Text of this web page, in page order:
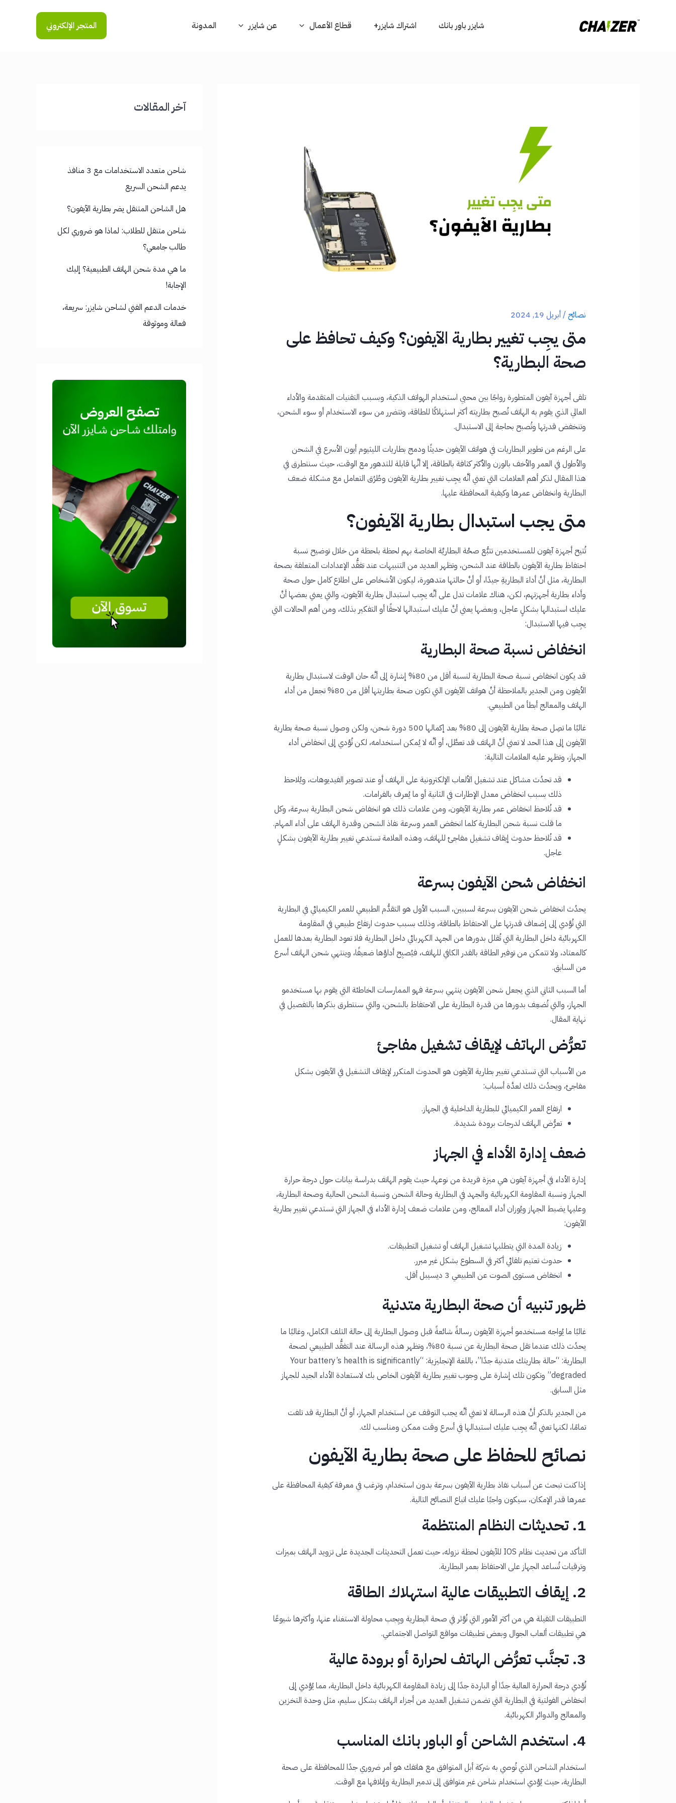
شايزر باور بانك اشتراك شايزر+ قطاع الأعمال عن شايزر المدونة المتجر الإلكتروني
نصائح/أبريل 19, 2024
متى يجِب تغيير بطارية الآيفون؟ وكيف تحافظ على
صحة البطارية؟
تلقى أجهزة آيفون المتطورة رواجًا بين محبي استخدام الهواتف الذكية، وبسبب التقنيات المتقدمة والأداء
العالي الذي يقوم به الهاتف تُصبح بطاريته أكثر استهلاكًا للطاقة، وتتضرر من سوء الاستخدام أو سوء الشحن،
وتنخفض قدرتها وتُصبح بحاجة إلى الاستبدال.
على الرغم من تطوير البطاريات في هواتف الآيفون حديثًا ودمج بطاريات الليثيوم أيون الأسرع في الشحن
والأطول في العمر والأخف بالوزن والأكثر كثافة بالطاقة، إلا أنَّها قابلة للتدهور مع الوقت، حيث سنتطرق في
هذا المقال لذكر أهم العلامات التي تعني أنَّه يجِب تغيير بطارية الآيفون وطُرُق التعامل مع مشكلة ضعف
البطارية وانخفاض عمرها وكيفية المحافظة عليها.
متى يجب استبدال بطارية الآيفون؟
تُتيح أجهزة آيفون للمستخدمين تتبُّع صحَّة البطاريَّة الخاصة بهم لحظة بلحظة من خلال توضيح نسبة
احتفاظ بطارية الآيفون بالطاقة عند الشحن، وتظهر العديد من التنبيهات عند تفقُّد الإعدادات المتعلقة بصحة
البطارية، مثل أنَّ أداءَ البطاريةِ جيدًا، أو أنَّ حالتها متدهورة، ليكون الأشخاص على اطلاع كامل حول صحة
وأداء بطارية أجهزتهم، لكن، هناك علامات تدل على أنَّه يجِب استبدال بطارية الآيفون، والتي يعني بعضها أنَّ
عليك استبدالها بشكلٍ عاجل، وبعضها يعني أنَّ عليك استبدالها لاحقًا أو التفكير بذلك، ومن أهم الحالات التي
يجِب فيها الاستبدال:
انخفاض نسبة صحة البطارية
قد يكون انخفاض نسبة صحة البطارية لنسبة أقل من 80% إشارة إلى أنَّه حان الوقت لاستبدال بطارية
الأيفون ومن الجدير بالملاحظة أنَّ هواتف الآيفون التي تكون صحة بطاريتها أقل من 80% تجعل من أداء
الهاتف والمعالج أبطأ من الطبيعي.
غالبًا ما تصِل صحة بطارية الآيفون إلى 80% بعد إكمالها 500 دورة شحن، ولكن وصول نسبة صحة بطارية
الآيفون إلى هذا الحد لا تعني أنَّ الهاتف قد تعطَّل، أو أنَّه لا يُمكن استخدامه، لكن تُؤدي إلى انخفاض أداء
الجهاز، وتظهر عليه العلامات التالية:
قد تحدُث مشاكل عند تشغيل الألعاب الإلكترونية على الهاتف أو عند تصوير الفيديوهات، ويُلاحظ
ذلك بسبب انخفاض معدل الإطارات في الثانية أو ما يُعرف بالفرامات.
قد تُلاحظ انخفاض عمر بطارية الآيفون، ومن علامات ذلك هو انخفاض شحن البطارية بسرعة، وكل
ما قلت نسبة شحن البطارية كلما انخفض العمر وسرعة نفاذ الشحن وقدرة الهاتف على أداء المهام.
قد تُلاحظ حدوث إيقاف تشغيل مفاجئ للهاتف، وهذه العلامة تستدعي تغيير بطارية الآيفون بشكلٍ
عاجل.
انخفاض شحن الآيفون بسرعة
يحدُث انخفاض شحن الآيفون بسرعة لسببين، السبب الأول هو التقدُّم الطبيعي للعمر الكيميائي في البطارية
التي تُؤدي إلى إضعاف قدرتها على الاحتفاظ بالطاقة، وذلك بسبب حدوث ارتفاع طبيعي في المقاومة
الكهربائية داخل البطارية التي تُقلل بدورها من الجهد الكهربائي داخل البطارية فلا تعود البطارية بعدها للعمل
كالمعتاد، ولا تتمكن من توفير الطاقة بالقدر الكافي للهاتف، فيُصبِح أداؤها ضعيفًا، وينتهي شحن الهاتف أسرع
من السابق.
أما السبب الثاني الذي يجعل شحن الآيفون ينتهي بسرعة فهو الممارسات الخاطئة التي يقوم بها مستخدمو
الجهاز، والتي تُضعِف بدورها من قدرة البطارية على الاحتفاظ بالشحن، والتي سنتطرق بذكرها بالتفصيل في
نهاية المقال.
تعرُّض الهاتف لإيقاف تشغيل مفاجئ
من الأسباب التي تستدعي تغيير بطارية الآيفون هو الحدوث المتكرر لإيقاف التشغيل في الآيفون بشكل
مفاجئ، ويحدُث ذلك لعدَّة أسباب:
ارتفاع العمر الكيميائي للبطارية الداخلية في الجهاز.
تعرُّض الهاتف لدرجات برودة شديدة.
ضعف إدارة الأداء في الجهاز
إدارة الأداء في أجهزة آيفون هي ميزة فريدة من نوعها، حيث يقوم الهاتف بدراسة بيانات حول درجة حرارة
الجهاز ونسبة المقاومة الكهربائية والجهد في البطارية وحالة الشحن ونسبة الشحن الحالية وصحة البطارية،
وعليها يضبط الجهاز ويُوزان أداء المعالج، ومن علامات ضعف إدارة الأداء في الجهاز التي تستدعي تغيير بطارية
الآيفون:
زيادة المدة التي يتطلبها تشغيل الهاتف أو تشغيل التطبيقات.
حدوث تعتيم تلقائي أكثر في السطوع بشكل غير مبرر.
انخفاض مستوى الصوت عن الطبيعي 3 ديسيبل أقل.
ظهور تنبيه أن صحة البطارية متدنية
غالبًا ما يُواجه مستخدمو أجهزة الآيفون رسالةً شائعةً قبل وصول البطارية إلى حالة التلف الكامل، وغالبًا ما
يحدُث ذلك عندما تقل صحة البطارية عن نسبة 80%، وتظهر هذه الرسالة عند التفقُّد الطبيعي لصحة
البطارية: “حالة بطاريتك متدنية جدًا”، باللغة الإنجليزية: “Your battery’s health is significantly
degraded” وتكون تلك إشارة على وجوب
تغيير بطارية الآيفونالخاص بك لاستعادة الأداء الجيد للجهاز
مثل السابق.
من الجدير بالذكر أنَّ هذه الرسالة لا تعني أنَّه يجب التوقف عن استخدام الجهاز، أو أنَّ البطارية قد تلفت
تمامًا، لكنها تعني أنَّه يجِب عليك استبدالها في أسرع وقت ممكن ومناسب لك.
نصائح للحفاظ على صحة بطارية الآيفون
إذا كنت تبحث عن أسباب نفاذ بطارية الآيفون بسرعة بدون استخدام، وترغب في معرفة كيفية المحافظة على
عمرها قدر الإمكان، سيكون واجبًا عليك اتباع النصائح التالية.
1. تحديثات النظام المنتظمة
التأكد من تحديث نظام IOS للآيفون لحظة نزوله، حيث تعمل التحديثات الجديدة على تزويد الهاتف بميزات
وترقيات تُساعد الجهاز على الاحتفاظ بعمر البطارية.
2. إيقاف التطبيقات عالية استهلاك الطاقة
التطبيقات الثقيلة هي من أكثر الأمور التي تُؤثر في صحة البطارية ويِجب محاولة الاستغناء عنها، وأكثرها شيوعًا
هي تطبيقات ألعاب الجوال وبعض تطبيقات مواقع التواصل الاجتماعي.
3. تجنَّب تعرُّض الهاتف لحرارة أو برودة عالية
تُؤدي درجة الحرارة العالية جدًا أو الباردة جدًا إلى زيادة المقاومة الكهربائية داخل البطارية، مما يُؤدي إلى
انخفاض الفولتية في البطارية التي تضمن تشغيل العديد من أجزاء الهاتف بشكل سليم، مثل وحدة التخزين
والمعالج والدوائر الكهربائية.
4. استخدم الشاحن أو الباور بانك المناسب
استخدام الشاحن الذي تُوصي به شركة أبل المتوافق مع هاتفك هو أمر ضروري جدًا للمحافظة على صحة
البطارية، حيث يُؤدي استخدام شاحن غير متوافق إلى تدمير البطارية وإتلافها مع الوقت.
آخر المقالات
شاحن متعدد الاستخدامات مع 3 منافذ
يدعم الشحن السريع
هل الشاحن المتنقل يضر بطارية الآيفون؟
شاحن متنقل للطلاب: لماذا هو ضروري لكل
طالب جامعي؟
ما هي مدة شحن الهاتف الطبيعية؟ إليك
الإجابة!
خدمات الدعم الفني لشاحن شايزر: سريعة،
فعالة وموثوقة